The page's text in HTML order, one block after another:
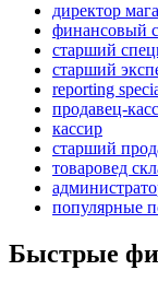
директор
финансовый
старший
старший
reporting
продавец-
кассир
старший
товаровед
популярные
Быстрые